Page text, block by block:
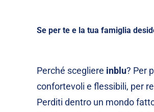
Se per te e la tua famiglia
Perché scegliere inblu? Per
confortevoli e flessibili, per
Perditi dentro un mondo